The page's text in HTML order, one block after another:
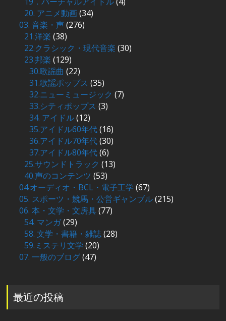
20. アニメ動画(34)
03. 音楽・声(276)
21.洋楽 (38)
22.クラシック・現代音楽 (30)
23.邦楽 (129)
30.歌謡曲 (22)
31.歌謡ポップス (35)
32.ニューミュージック (7)
33.シティポップス (3)
34. アイドル(12)
35.アイドル60年代(16)
36.アイドル70年代(30)
37.アイドル80年代(6)
25.サウンドトラック (13)
40.声のコンテンツ (53)
04.オーディオ・BCL・電子工学 (67)
05. スポーツ・競馬・公営ギャンブル(215)
06. 本・文学・文房具(77)
54. マンガ(29)
58. 文学・書籍・雑誌(28)
59.ミステリ文学 (20)
07. 一般のブログ(47)
最近の投稿